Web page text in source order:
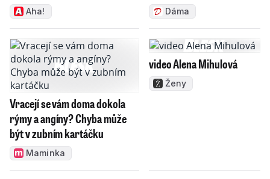
Aha! Dáma
Vracejí se vám doma dokola
rýmy a angíny? Chyba může
být v zubním kartáčku
Maminka
video Alena Mihulová
Ženy